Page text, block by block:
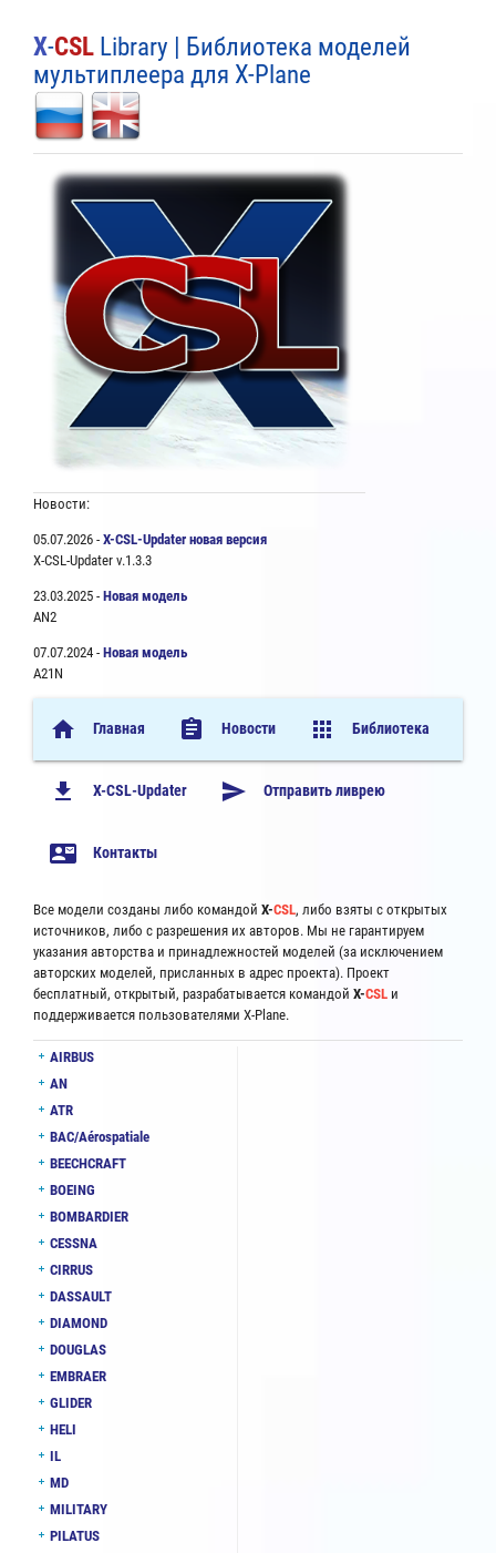
X-CSL Library | Библиотека моделей
мультиплеера для X-Plane
Новости:
05.07.2026 -X-CSL-Updater новая версия
X-CSL-Updater v.1.3.3
23.03.2025 -Новая модель
AN2
07.07.2024 -Новая модель
A21N
home Главная assignment Новости apps Библиотека
file_download X-CSL-Updater send Отправить ливрею
contact_mail Контакты
Все модели созданы либо командойX-CSL, либо взяты с открытых
источников, либо с разрешения их авторов. Мы не гарантируем
указания авторства и принадлежностей моделей (за исключением
авторских моделей, присланных в адрес проекта). Проект
бесплатный, открытый, разрабатывается командойX-CSL и
поддерживается пользователями X-Plane.
AIRBUS
AN
ATR
BAC/Aérospatiale
BEECHCRAFT
BOEING
BOMBARDIER
CESSNA
CIRRUS
DASSAULT
DIAMOND
DOUGLAS
EMBRAER
GLIDER
HELI
IL
MD
MILITARY
PILATUS